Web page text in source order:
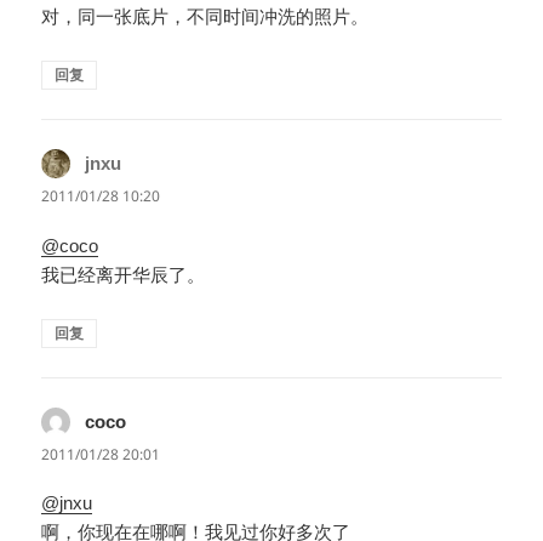
对，同一张底片，不同时间冲洗的照片。
回复
jnxu
道：
2011/01/28 10:20
@coco
我已经离开华辰了。
回复
coco
道：
2011/01/28 20:01
@jnxu
啊，你现在在哪啊！我见过你好多次了